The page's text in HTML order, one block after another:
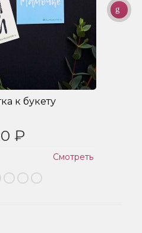
к букету
₽
Смотреть